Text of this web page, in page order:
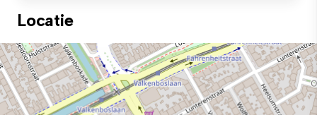
Locatie